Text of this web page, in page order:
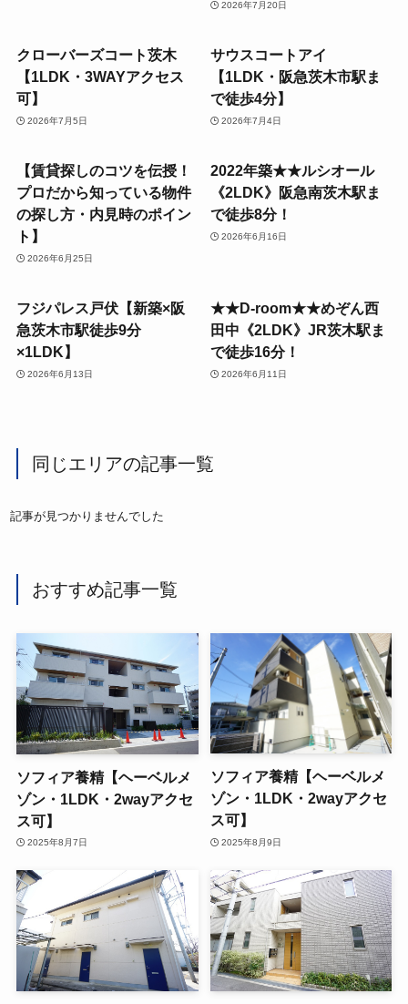
2026年7月20日
クローバーズコート茨木
【1LDK・3WAYアクセス
可】
2026年7月5日
サウスコートアイ
【1LDK・阪急茨木市駅ま
で徒歩4分】
2026年7月4日
【賃貸探しのコツを伝授！
プロだから知っている物件
の探し方・内見時のポイン
ト】
2026年6月25日
2022年築★★ルシオール
《2LDK》阪急南茨木駅ま
で徒歩8分！
2026年6月16日
フジパレス戸伏【新築×阪
急茨木市駅徒歩9分
×1LDK】
2026年6月13日
★★D-room★★めぞん西
田中《2LDK》JR茨木駅ま
で徒歩16分！
2026年6月11日
同じエリアの記事一覧
記事が見つかりませんでした
おすすめ記事一覧
ソフィア養精【ヘーベルメ
ゾン・1LDK・2wayアクセ
ス可】
2025年8月7日
ソフィア養精【ヘーベルメ
ゾン・1LDK・2wayアクセ
ス可】
2025年8月9日